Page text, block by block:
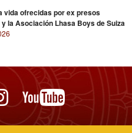
vida ofrecidas por ex presos
la Asociación Lhasa Boys de Suiza